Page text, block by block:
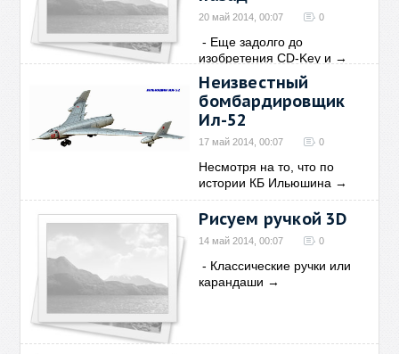
20 май 2014, 00:07 0
- Еще задолго до
изобретения CD-Key и →
Неизвестный
бомбардировщик
Ил-52
17 май 2014, 00:07 0
Несмотря на то, что по
истории КБ Ильюшина →
Рисуем ручкой 3D
14 май 2014, 00:07 0
- Классические ручки или
карандаши →